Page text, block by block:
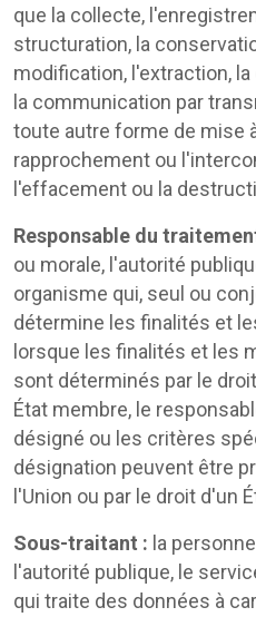
que la collecte,
structuration, la
modification, l'extraction,
la communication par
toute autre forme de mise
rapprochement ou
l'effacement ou la
Responsable du
ou morale, l'autorité
organisme qui, seul ou
détermine les finalités et
lorsque les finalités et les
sont déterminés par le
État membre, le
désigné ou les critères
désignation peuvent être
l'Union ou par le droit d'un
Sous-traitant : la
l'autorité publique, le
qui traite des données à